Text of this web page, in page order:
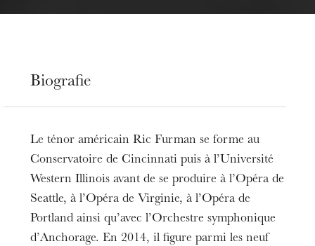
Biografie
Le ténor américain Ric Furman se forme au
Conservatoire de Cincinnati puis à l’Université
Western Illinois avant de se produire à l’Opéra de
Seattle, à l’Opéra de Virginie, à l’Opéra de
Portland ainsi qu’avec l’Orchestre symphonique
d’Anchorage. En 2014, il figure parmi les neuf